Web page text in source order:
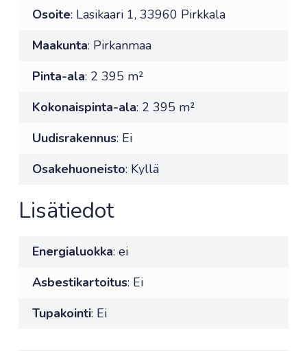
Osoite: Lasikaari 1, 33960 Pirkkala
Maakunta: Pirkanmaa
Pinta-ala: 2 395 m²
Kokonaispinta-ala: 2 395 m²
Uudisrakennus: Ei
Osakehuoneisto: Kyllä
Lisätiedot
Energialuokka: ei
Asbestikartoitus: Ei
Tupakointi: Ei